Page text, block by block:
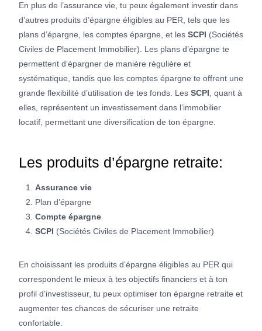
En plus de l’assurance vie, tu peux également investir dans
d’autres produits d’épargne éligibles au PER, tels que les
plans d’épargne, les comptes épargne, et les SCPI (Sociétés
Civiles de Placement Immobilier). Les plans d’épargne te
permettent d’épargner de manière régulière et
systématique, tandis que les comptes épargne te offrent une
grande flexibilité d’utilisation de tes fonds. Les SCPI , quant à
elles, représentent un investissement dans l’immobilier
locatif, permettant une diversification de ton épargne.
Les produits d’épargne retraite:
Assurance vie
Plan d’épargne
Compte épargne
SCPI (Sociétés Civiles de Placement Immobilier)
En choisissant les produits d’épargne éligibles au PER qui
correspondent le mieux à tes objectifs financiers et à ton
profil d’investisseur, tu peux optimiser ton épargne retraite et
augmenter tes chances de sécuriser une retraite
confortable.